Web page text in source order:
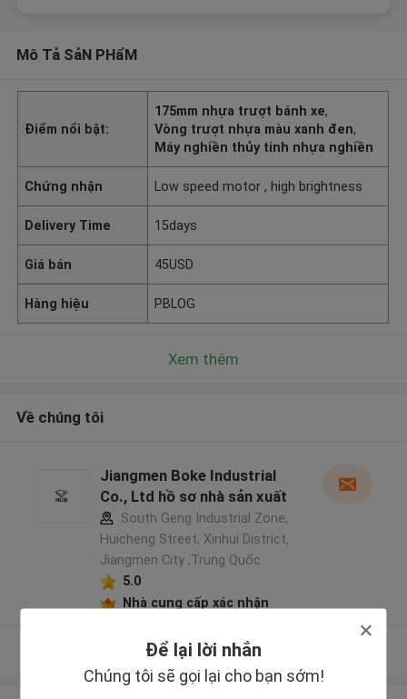
Để lại lời nhắn
Chúng tôi sẽ gọi lại cho bạn sớm!
Mô Tả SảN PHẩM
Điểm nổi bật:
175mm nhựa trượt bánh xe,
Vòng trượt nhựa màu xanh đen,
Máy nghiền thủy tinh nhựa nghiền
Chứng nhận Low speed motor , high brightness
Delivery Time 15days
Giá bán 45USD
Hàng hiệu PBLOG
Xem thêm
Về chúng tôi
Jiangmen Boke Industrial
Co., Ltd hồ sơ nhà sản xuất
South Geng Industrial Zone,
Huicheng Street, Xinhui District,
Jiangmen City ,Trung Quốc
5.0
Nhà cung cấp xác nhận
Xem thêm